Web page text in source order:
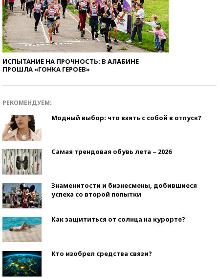
ИСПЫТАНИЕ НА ПРОЧНОСТЬ: В АЛАБИНЕ
ПРОШЛА «ГОНКА ГЕРОЕВ»
РЕКОМЕНДУЕМ:
Модный выбор: что взять с собой в отпуск?
Самая трендовая обувь лета – 2026
Знаменитости и бизнесмены, добившиеся
успеха со второй попытки
Как защититься от солнца на курорте?
Кто изобрел средства связи?